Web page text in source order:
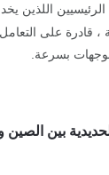
تشتمل البنية التحتية
بين الصين